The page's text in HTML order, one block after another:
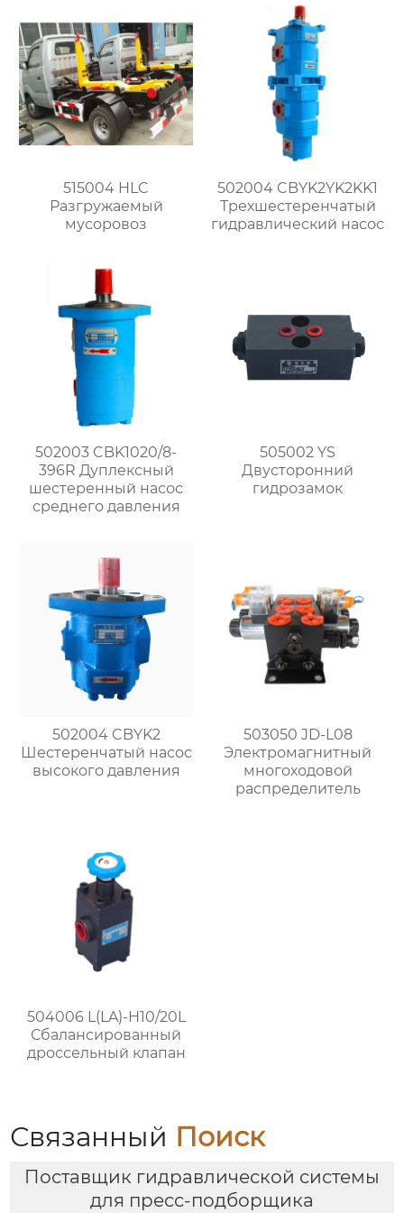
515004 HLC
Разгружаемый
мусоровоз
502004 CBYK2YK2KK1
Трехшестеренчатый
гидравлический насос
502003 CBK1020/8-
396R Дуплексный
шестеренный насос
среднего давления
505002 YS
Двусторонний
гидрозамок
502004 CBYK2
Шестеренчатый насос
высокого давления
503050 JD-L08
Электромагнитный
многоходовой
распределитель
504006 L(LA)-H10/20L
Сбалансированный
дроссельный клапан
Связанный Поиск
Поставщик гидравлической системы
для пресс-подборщика